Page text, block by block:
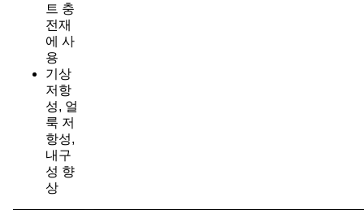
트 충
전재
에 사
용
기상
저항
성, 얼
룩 저
항성,
내구
성 향
상